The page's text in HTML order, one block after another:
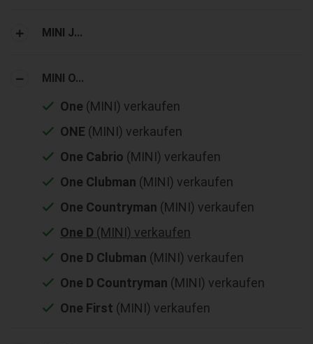
MINI J...
MINI O...
One (MINI) verkaufen
ONE (MINI) verkaufen
One Cabrio (MINI) verkaufen
One Clubman (MINI) verkaufen
One Countryman (MINI) verkaufen
One D (MINI) verkaufen
One D Clubman (MINI) verkaufen
One D Countryman (MINI) verkaufen
One First (MINI) verkaufen